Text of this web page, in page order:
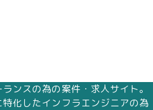
ンスの為の案件・求人サイト。
化したインフラエンジニアの為